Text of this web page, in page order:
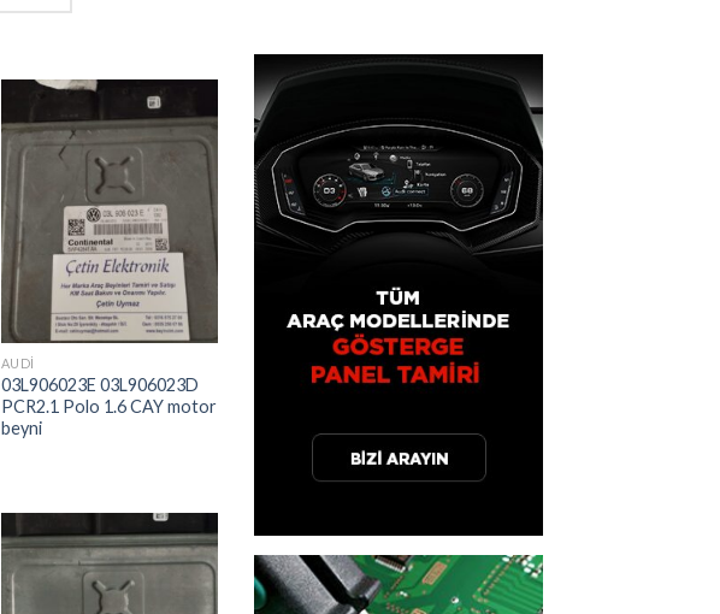
Listeme
Ekle
AUDI
03L906023E 03L906023D
PCR2.1 Polo 1.6 CAY motor
beyni